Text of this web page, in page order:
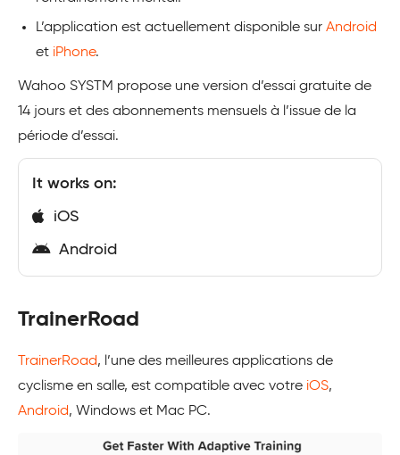
L’application est actuellement disponible sur Android
et iPhone.
Wahoo SYSTM propose une version d’essai gratuite de
14 jours et des abonnements mensuels à l’issue de la
période d’essai.
It works on:
iOS
Android
TrainerRoad
TrainerRoad, l’une des meilleures applications de
cyclisme en salle, est compatible avec votre iOS,
Android, Windows et Mac PC.